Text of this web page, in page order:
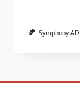
Symphony AD